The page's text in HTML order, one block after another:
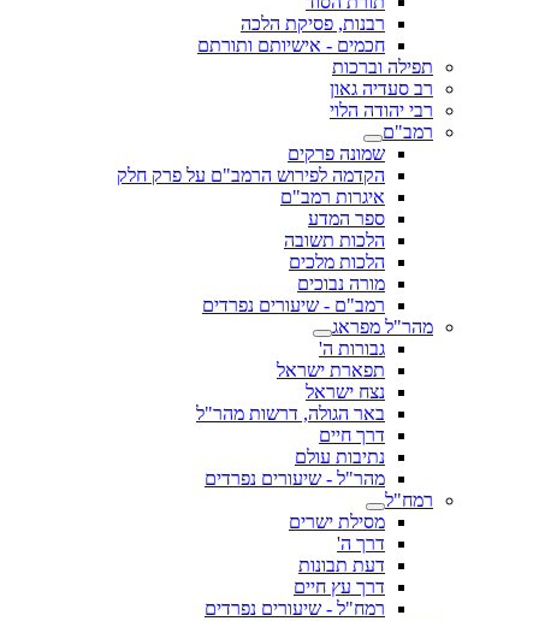
רבנות, פסיקת הלכה
חכמים - אישיותם ותורתם
תפילה וברכות
רב סעדיה גאון
רבי יהודה הלוי
רמב"ם
שמונה פרקים
הקדמה לפירוש הרמב"ם על פרק חלק
איגרות רמב"ם
ספר המדע
הלכות תשובה
הלכות מלכים
מורה נבוכים
רמב"ם - שיעורים נפרדים
מהר"ל מפראג
גבורות ה'
תפארת ישראל
נצח ישראל
באר הגולה, דרשות מהר"ל
דרך חיים
נתיבות עולם
מהר"ל - שיעורים נפרדים
רמח"ל
מסילת ישרים
דרך ה'
דעת תבונות
דרך עץ חיים
רמח"ל - שיעורים נפרדים